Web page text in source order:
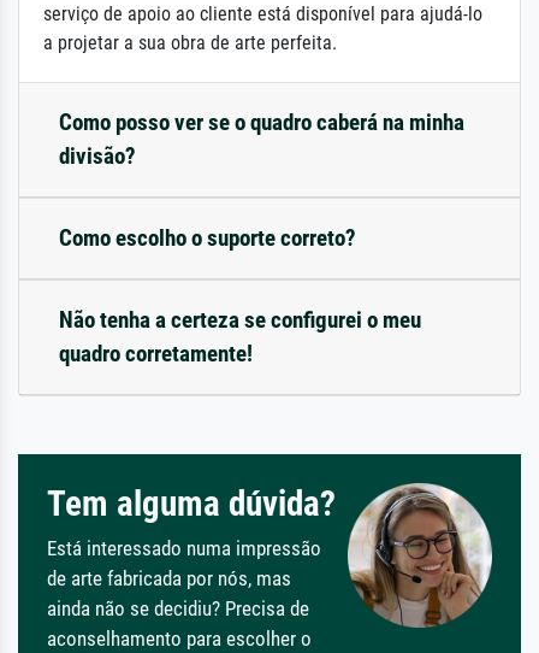
serviço de apoio ao cliente está disponível para ajudá-lo
a projetar a sua obra de arte perfeita.
Como posso ver se o quadro caberá na minha
divisão?
Como escolho o suporte correto?
Não tenha a certeza se configurei o meu
quadro corretamente!
Tem alguma dúvida?
Está interessado numa impressão
de arte fabricada por nós, mas
ainda não se decidiu? Precisa de
aconselhamento para escolher o